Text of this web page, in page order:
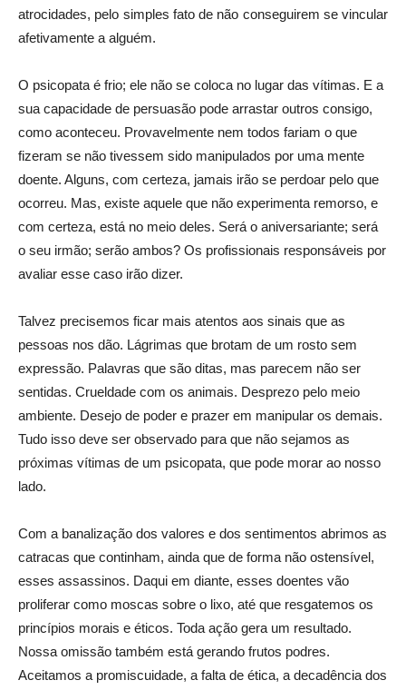
atrocidades, pelo simples fato de não conseguirem se vincular
afetivamente a alguém.
O psicopata é frio; ele não se coloca no lugar das vítimas. E a
sua capacidade de persuasão pode arrastar outros consigo,
como aconteceu. Provavelmente nem todos fariam o que
fizeram se não tivessem sido manipulados por uma mente
doente. Alguns, com certeza, jamais irão se perdoar pelo que
ocorreu. Mas, existe aquele que não experimenta remorso, e
com certeza, está no meio deles. Será o aniversariante; será
o seu irmão; serão ambos? Os profissionais responsáveis por
avaliar esse caso irão dizer.
Talvez precisemos ficar mais atentos aos sinais que as
pessoas nos dão. Lágrimas que brotam de um rosto sem
expressão. Palavras que são ditas, mas parecem não ser
sentidas. Crueldade com os animais. Desprezo pelo meio
ambiente. Desejo de poder e prazer em manipular os demais.
Tudo isso deve ser observado para que não sejamos as
próximas vítimas de um psicopata, que pode morar ao nosso
lado.
Com a banalização dos valores e dos sentimentos abrimos as
catracas que continham, ainda que de forma não ostensível,
esses assassinos. Daqui em diante, esses doentes vão
proliferar como moscas sobre o lixo, até que resgatemos os
princípios morais e éticos. Toda ação gera um resultado.
Nossa omissão também está gerando frutos podres.
Aceitamos a promiscuidade, a falta de ética, a decadência dos